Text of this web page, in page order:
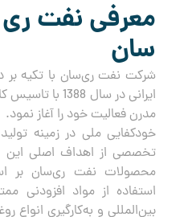
معرفی نفت ری
سان
شرکت نفت ری‌سان با تکیه
ایرانی در سال
مدرن فعالیت خود را آغاز نمود.
خودکفایی ملی در زمینه
تخصصی از اهداف اصلی این
محصولات نفت ری‌سان بر
استفاده از مواد افزودنی
بین‌المللی و به‌کارگیری